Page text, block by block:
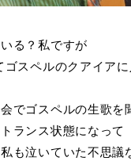
る？私ですが
スペルのクアイアに
でゴスペルの生歌を
ランス状態になって
も泣いていた不思議